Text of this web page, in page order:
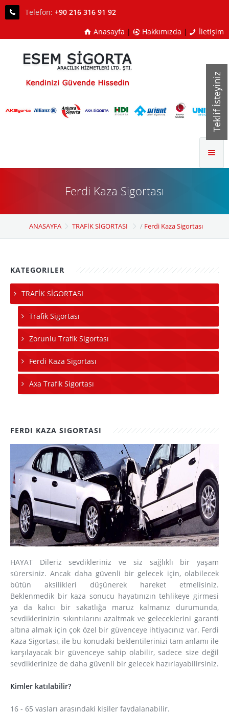
Teklif İsteyiniz
Telefon: +90 216 316 91 92
Anasayfa | Hakkımızda | İletişim
İnşaat ALLRİSK
Sağlık Sigortası
Hayat Sigortası
Ferdi Kaza Sigortası
ANASAYFA TRAFİK SİGORTASI / Ferdi Kaza Sigortası
KATEGORILER
TRAFİK SİGORTASI
Trafik Sigortası
Zorunlu Trafik Sigortası
Ferdi Kaza Sigortası
Axa Trafik Sigortası
FERDI KAZA SIGORTASI
HAYAT Dileriz sevdikleriniz ve siz sağlıklı bir yaşam
sürersiniz. Ancak daha güvenli bir gelecek için, olabilecek
bütün aksilikleri düşünerek hareket etmelisiniz.
Beklenmedik bir kaza sonucu hayatınızın tehlikeye girmesi
ya da kalıcı bir sakatlığa maruz kalmanız durumunda,
sevdiklerinizin sıkıntılarını azaltmak ve geleceklerini garanti
altına almak için çok özel bir güvenceye ihtiyacınız var. Ferdi
Kaza Sigortası, ile bu konudaki beklentilerinizi tam anlamı ile
karşılayacak bir güvenceye sahip olabilir, sadece size değil
sevdiklerinize de daha güvenli bir gelecek hazırlayabilirsiniz.
Kimler katılabilir?
16 - 65 yaşları arasındaki kişiler faydalanabilir.